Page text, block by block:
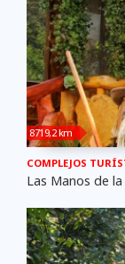
8719,2 km
COMPLEJOS
Las Manos de